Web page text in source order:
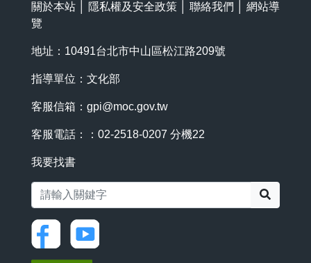
關於本站 隱私權及安全政策 聯絡我們
網站導
覽
地址：10491台北市中山區松江路209號
指導單位：文化部
客服信箱： gpi@moc.gov.tw
客服電話：：02-2518-0207 分機22
我要找書